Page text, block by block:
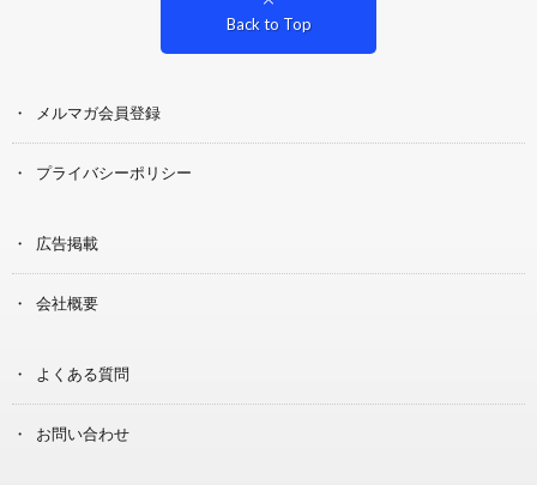
Back to Top
メルマガ会員登録
プライバシーポリシー
広告掲載
会社概要
よくある質問
お問い合わせ